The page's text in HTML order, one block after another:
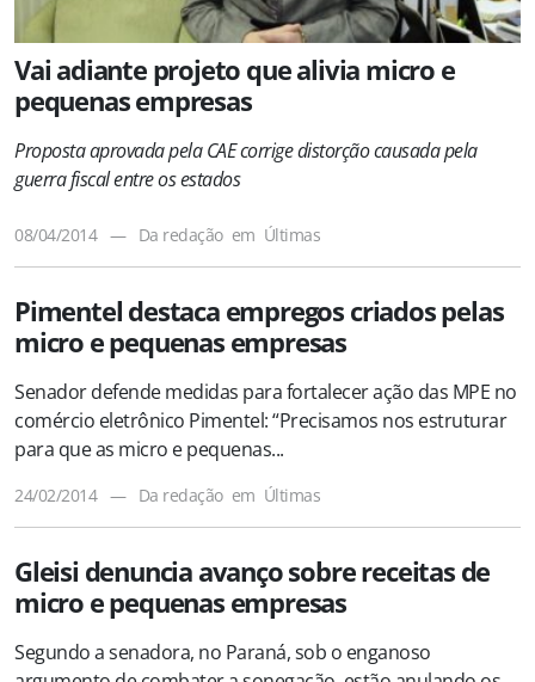
Vai adiante projeto que alivia micro e
pequenas empresas
Proposta aprovada pela CAE corrige distorção causada pela
guerra fiscal entre os estados
08/04/2014 — Da redação em Últimas
Pimentel destaca empregos criados pelas
micro e pequenas empresas
Senador defende medidas para fortalecer ação das MPE no
comércio eletrônico Pimentel: “Precisamos nos estruturar
para que as micro e pequenas...
24/02/2014 — Da redação em Últimas
Gleisi denuncia avanço sobre receitas de
micro e pequenas empresas
Segundo a senadora, no Paraná, sob o enganoso